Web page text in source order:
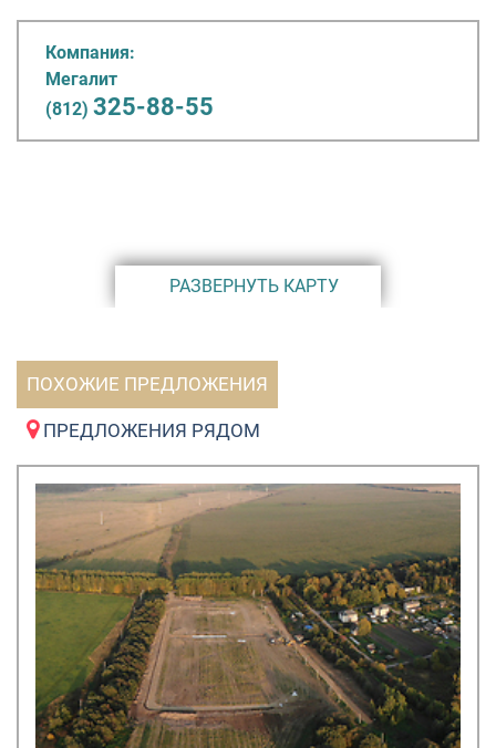
гармоничное сочетание природного ландшафта,
современной инфраструктуры и выгодного
расположения, создающее идеальные условия для
комфортной загородной жизни в непосредственной
привлекательность недвижимости.
Компания:
Мегалит
(812) 325-88-55
РАЗВЕРНУТЬ КАРТУ
ПОХОЖИЕ ПРЕДЛОЖЕНИЯ
ПРЕДЛОЖЕНИЯ РЯДОМ